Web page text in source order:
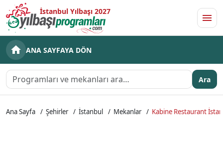
İstanbul Yılbaşı 2027
ANA SAYFAYA DÖN
Ara
Ana Sayfa Şehirler İstanbul Mekanlar Kabine Restaurant